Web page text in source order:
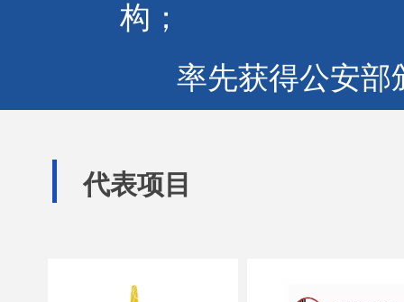
构；
率先获得公安部
率先获得政府认定
代表项目